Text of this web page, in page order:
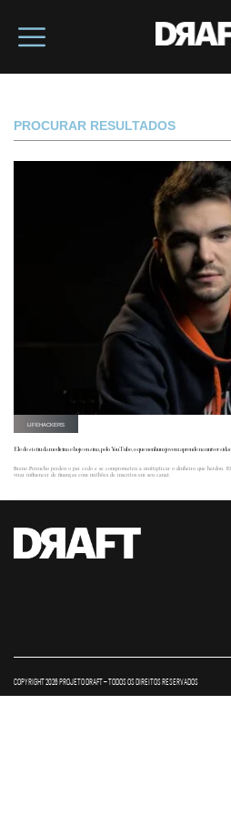
PROCURAR RESULTADOS
LIFEHACKERS
Ele desistiu da medicina e hoje ensina, pelo YouTube, o que nenhum jovem aprende na
Breno Perrucho perdeu o pai cedo e se comprometeu a multiplicar o dinheiro que herdou.
virar influencer de finanças com milhões de inscritos em seu canal.
COPYRIGHT 2026 PROJETO DRAFT – TODOS OS DIREITOS RESERVADOS